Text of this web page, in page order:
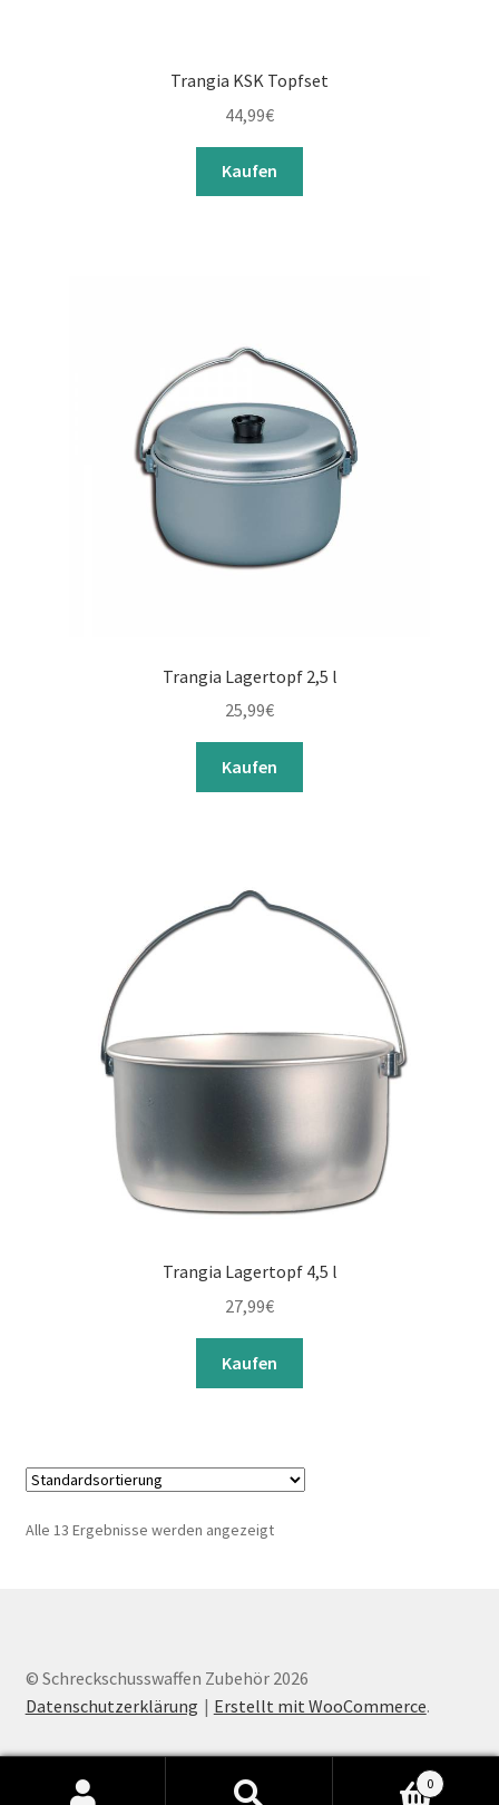
Trangia KSK Topfset
44,99€
Kaufen
Trangia Lagertopf 2,5 l
25,99€
Kaufen
Trangia Lagertopf 4,5 l
27,99€
Kaufen
Alle 13 Ergebnisse werden angezeigt
© Schreckschusswaffen Zubehör 2026
Datenschutzerklärung
Erstellt mit WooCommerce.
0